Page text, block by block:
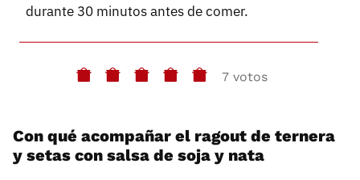
durante 30 minutos antes de comer.
7 votos
Con qué acompañar el ragout de ternera
y setas con salsa de soja y nata